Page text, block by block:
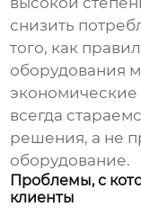
снизить
того, как
оборудования
всегда
решения, а не
оборудование.
Проблемы, с
клиенты